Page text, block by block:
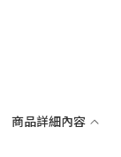
商品詳細內容